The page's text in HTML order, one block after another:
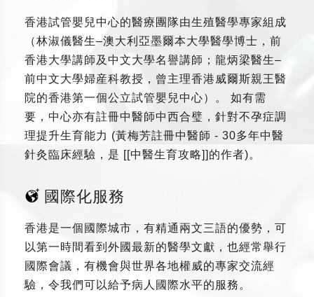
香港試管嬰兒中心的醫療團隊由生殖醫學專家組成
（林淑儀醫生–澳大利亞墨爾本大學醫學博士，前
香港大學講師及中文大學名譽講師；龍炳梁醫生–
前中文大學婦産科教授，曾主理香港威爾斯親王醫
院的香港第一個公立試管嬰兒中心）。 如有需
要，中心亦有註冊中醫師中西合璧，針對不孕症調
理提升生育能力 (黃梅芳註冊中醫師 - 30多年中醫
針灸臨床經驗，是 [[中醫生育攻略]]的作者)。
國際化服務
香港是一個國際城市，有精通兩文三語的優勢，可
以第一時間看到外國最新的醫學文獻，也經常舉行
國際會議，有機會與世界各地權威的專家交流經
驗，令我們可以給予病人國際水平的服務。